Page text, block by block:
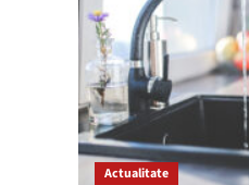
Actualitate